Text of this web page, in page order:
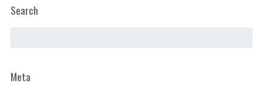
Search
Meta